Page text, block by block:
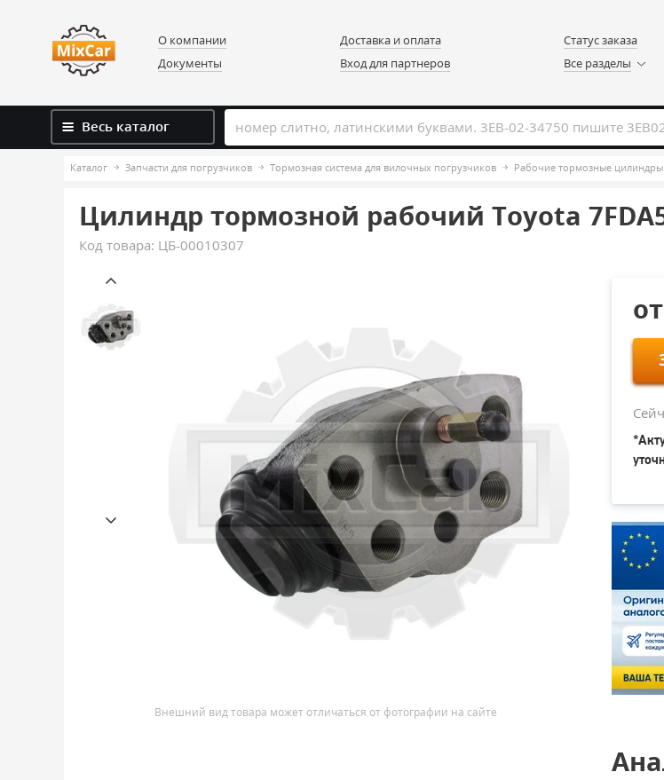
О компании
Документы
Доставка и оплата
Вход для партнеров
Статус заказа
Все разделы
Весь каталог
Каталог Запчасти для погрузчиков Тормозная система для вилочных погрузчиков Рабочие тормозные
Цилиндр тормозной рабочий Toyota
Код товара: ЦБ-00010307
Внешний вид товара может отличаться от фотографии на сайте